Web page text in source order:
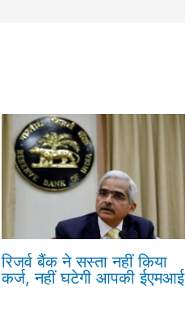
रिजर्व बैंक ने सस्ता नहीं किया
कर्ज, नहीं घटेगी आपकी ईएमआई